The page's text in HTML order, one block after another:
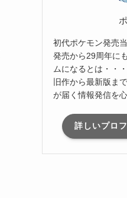
初代ポケモン発売
発売から29周年に
ムになるとは・・・
旧作から最新版ま
が届く情報発信を
詳しいプロ